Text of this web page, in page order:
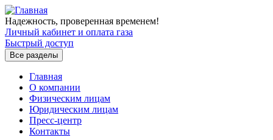
Перейти к основному содержанию
Надежность, проверенная временем!
Личный кабинет и оплата газа
Быстрый доступ
Все разделы
Главная
О компании
Физическим лицам
Юридическим лицам
Пресс-центр
Контакты